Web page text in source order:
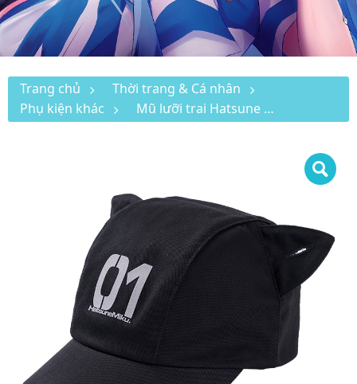
Trang chủ
Thời trang & Cá nhân
Phụ kiện khác
Mũ lưỡi trai Hatsune Miku Rider Series tai mèo